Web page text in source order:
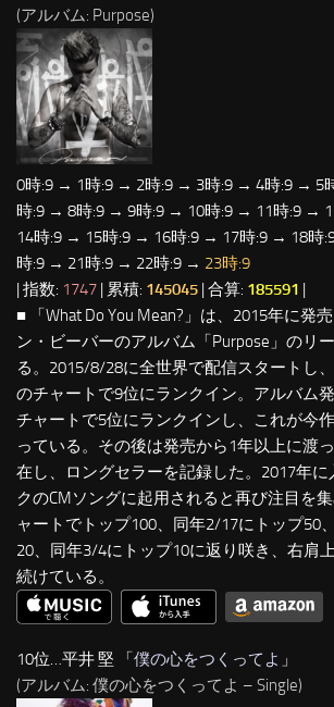
(アルバム: Purpose)
0時:9 → 1時:9 → 2時:9 → 3時:9 → 4時:9 → 5
時:9 → 8時:9 → 9時:9 → 10時:9 → 11時:9 →
14時:9 → 15時:9 → 16時:9 → 17時:9 → 18時
時:9 → 21時:9 → 22時:9 → 23時:9
| 指数: 1747 | 累積: 145045 | 合算: 185591 |
■ 「What Do You Mean?」は、2015年に発
ン・ビーバーのアルバム「Purpose」のリ
る。2015/8/28に全世界で配信スタートし
のチャートで9位にランクイン。アルバム
チャートで5位にランクインし、これが今
っている。その後は発売から1年以上に渡
在し、ロングセラーを記録した。2017年
クのCMソングに起用されると再び注目を
ャートでトップ100、同年2/17にトップ50
20、同年3/4にトップ10に返り咲き、右肩
続けている。
10位…平井 堅 「僕の心をつくってよ 」
(アルバム: 僕の心をつくってよ – Single)